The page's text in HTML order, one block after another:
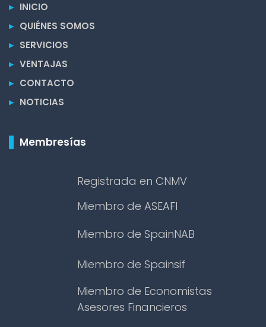
▸ INICIO
▸ QUIÉNES SOMOS
▸ SERVICIOS
▸ VENTAJAS
▸ CONTACTO
▸ NOTICIAS
Membresías
Registrada en CNMV
Miembro de ASEAFI
Miembro de SpainNAB
Miembro de Spainsif
Miembro de Economistas
Asesores Financieros